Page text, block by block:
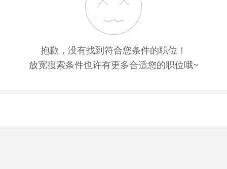
抱歉，没有找到符合您条件的职位！
放宽搜索条件也许有更多合适您的职位哦~